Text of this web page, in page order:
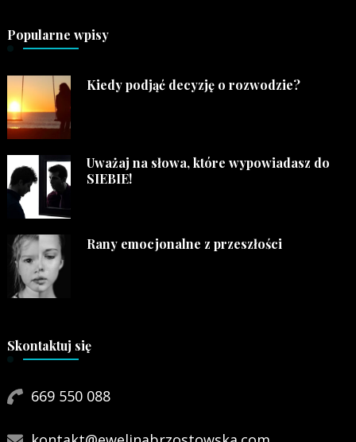
Popularne wpisy
Kiedy podjąć decyzję o rozwodzie?
Uważaj na słowa, które wypowiadasz do
SIEBIE!
Rany emocjonalne z przeszłości
Skontaktuj się
669 550 088